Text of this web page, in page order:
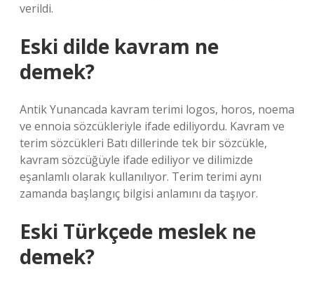
verildi.
Eski dilde kavram ne
demek?
Antik Yunancada kavram terimi logos, horos, noema
ve ennoia sözcükleriyle ifade ediliyordu. Kavram ve
terim sözcükleri Batı dillerinde tek bir sözcükle,
kavram sözcüğüyle ifade ediliyor ve dilimizde
eşanlamlı olarak kullanılıyor. Terim terimi aynı
zamanda başlangıç ​​bilgisi anlamını da taşıyor.
Eski Türkçede meslek ne
demek?